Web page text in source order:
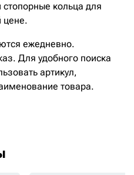
кольца для
цене.
ежедневно.
Для удобного поиска
артикул,
товара.